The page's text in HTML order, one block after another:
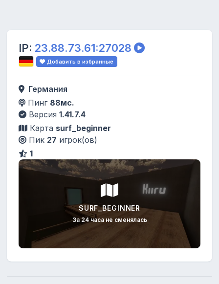
IP: 23.88.73.61:27028
Добавить в избранные
Германия
Пинг 88мс.
Версия 1.41.7.4
Карта surf_beginner
Пик 27 игрок(ов)
1
SURF_BEGINNER
За 24 часа не сменялась